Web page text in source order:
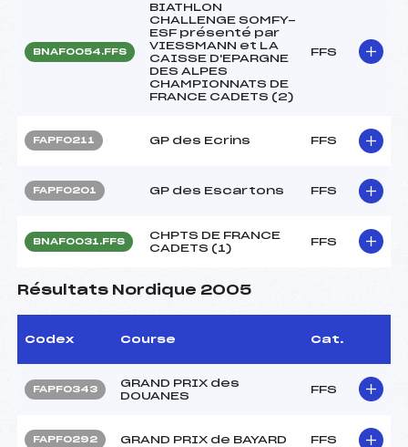
BNAF0054.FFS
BIATHLON
CHALLENGE SOMFY-
ESF présenté par
VIESSMANN et LA
CAISSE D'EPARGNE
DES ALPES
CHAMPIONNATS DE
FRANCE CADETS (2)
FFS
FAPF0211 GP des Ecrins FFS
FAPF0201 GP des Escartons FFS
BNAF0031.FFS
CHPTS DE FRANCE
CADETS (1)
FFS
Résultats Nordique 2005
Codex Course Cat.
FAPF0343
GRAND PRIX des
DOUANES
FFS
FAPF0292 GRAND PRIX de BAYARD FFS